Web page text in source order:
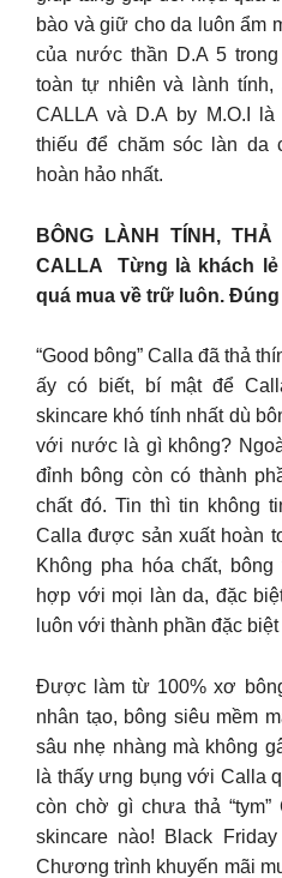
bào và giữ cho da luôn ẩm
của nước thần D.A 5
toàn tự nhiên và lành
CALLA và D.A by M.O.I
thiếu để chăm sóc làn da
hoàn hảo nhất.
BÔNG LÀNH TÍNH,
CALLA Từng là khách lẻ
quá mua về trữ luôn.
“Good bông” Calla đã thả
ấy có biết, bí mật để
skincare khó tính nhất dù
với nước là gì không?
đỉnh bông còn có thành
chất đó. Tin thì tin không
Calla được sản xuất hoàn
Không pha hóa chất,
hợp với mọi làn da, đặc
luôn với thành phần đặc
Được làm từ 100% xơ
nhân tạo, bông siêu mềm
sâu nhẹ nhàng mà không
là thấy ưng bụng với Calla
còn chờ gì chưa thả
skincare nào! Black
Chương trình khuyến mãi